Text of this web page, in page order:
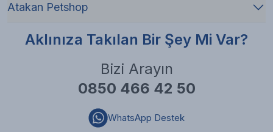
Atakan Petshop
Aklınıza Takılan Bir Şey Mi Var?
Bizi Arayın
0850 466 42 50
WhatsApp Destek